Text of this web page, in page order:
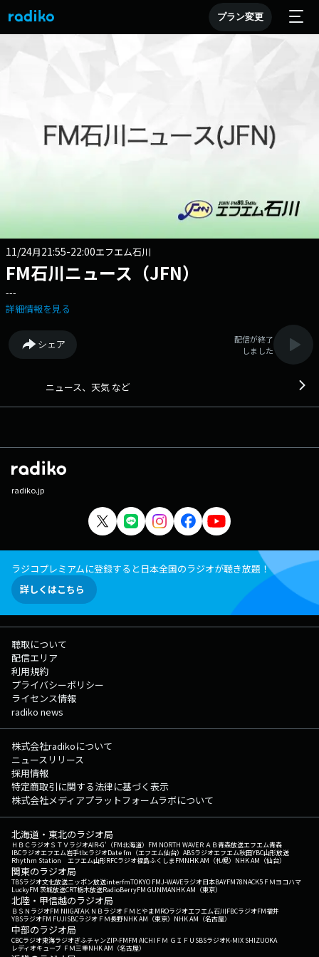
プラン変更
11/24月21:55-22:00エフエム石川
FM石川ニュース（JFN）
---
詳細情報を見る
シェア
配信が終了
しました
ニュース、天気 など
radiko.jp
ラジコプレミアムに登録すると日本全国のラジオが聴き放題！
詳しくはこちら
聴取について
配信エリア
利用規約
プライバシーポリシー
ライセンス情報
radiko news
株式会社radikoについて
ニュースリリース
採用情報
特定商取引に関する法律に基づく表示
株式会社メディアプラットフォームラボについて
北海道・東北のラジオ局
ＨＢＣラジオＳＴＶラジオAIR-G'（FM北海道） FM NORTH WAVEＲＡＢ青森放送エフエム青森
IBCラジオエフエム岩手tbcラジオDate fm（エフエム仙台） ABSラジオエフエム秋田YBC山形放送
Rhythm Station エフエム山形RFCラジオ福島ふくしまFMNHK AM（札幌） NHK AM（仙台）
関東のラジオ局
TBSラジオ文化放送ニッポン放送interfmTOKYO FMJ-WAVEラジオ日本BAYFM78NACK5 ＦＭヨコハマ
LuckyFM 茨城放送CRT栃木放送RadioBerryFM GUNMANHK AM（東京）
北陸・甲信越のラジオ局
ＢＳＮラジオFM NIIGATAＫＮＢラジオ ＦＭとやまMROラジオエフエム石川FBCラジオFM福井
YBSラジオFM FUJISBCラジオ ＦＭ長野NHK AM（東京） NHK AM（名古屋）
中部のラジオ局
CBCラジオ東海ラジオぎふチャンZIP-FMFM AICHI ＦＭ ＧＩＦＵ SBSラジオK-MIX SHIZUOKA
レディオキューブ ＦＭ三重NHK AM（名古屋）